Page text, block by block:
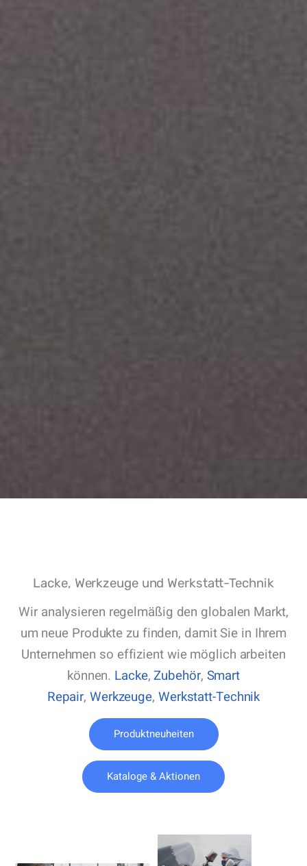
Lacke, Werkzeuge und Werkstatt-Technik
Wir analysieren regelmäßig den globalen Markt,
um neue Produkte zu finden, damit Sie in Ihrem
Unternehmen so effizient wie möglich arbeiten
können. Lacke,Zubehör, Smart
Repair, Werkzeuge, Werkstatt-Technik
Produktneuheiten
Kataloge & Aktionen